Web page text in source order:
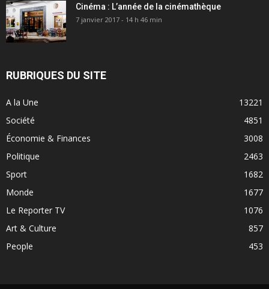
Cinéma : L’année de la cinémathèque
7 janvier 2017 - 14 h 46 min
RUBRIQUES DU SITE
A la Une
13221
Société
4851
Économie & Finances
3008
Politique
2463
Sport
1682
Monde
1677
Le Reporter TV
1076
Art & Culture
857
People
453